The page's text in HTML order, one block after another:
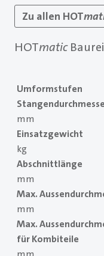
Zu allen HOT
HOTmatic
Umformstufen
mm
Einsatzgewicht
kg
Abschnittlänge
mm
Max.
mm
Max.
für Kombiteile